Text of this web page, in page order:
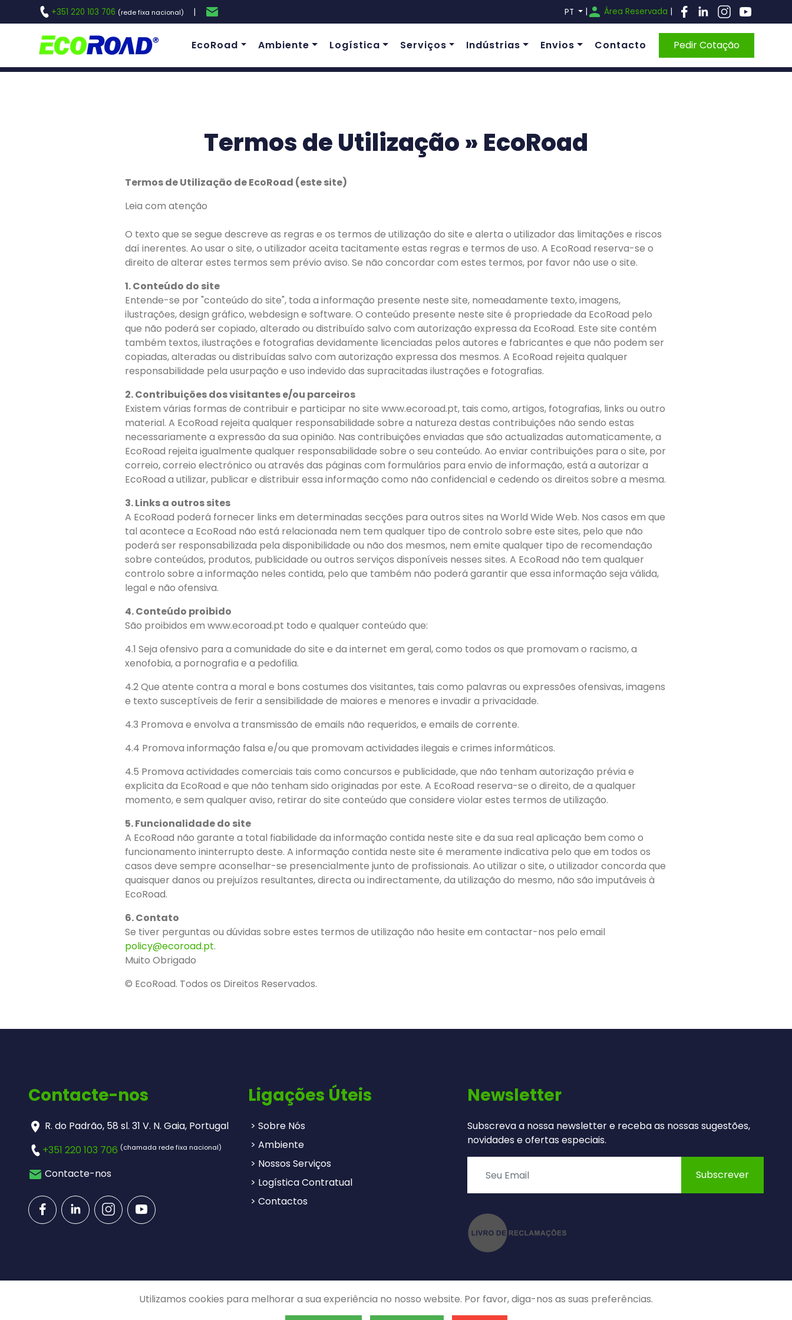
+351 220 103 706 (rede fixa nacional) | PT | Área Reservada |
EcoRoad Ambiente Logística Serviços Indústrias Envios Contacto Pedir Cotação
Termos de Utilização » EcoRoad
Termos de Utilização de EcoRoad (este site)
Leia com atenção
O texto que se segue descreve as regras e os termos de utilização do site e alerta o utilizador das limitações e riscos
daí inerentes. Ao usar o site, o utilizador aceita tacitamente estas regras e termos de uso. A EcoRoad reserva-se o
direito de alterar estes termos sem prévio aviso. Se não concordar com estes termos, por favor não use o site.
1. Conteúdo do site
Entende-se por "conteúdo do site", toda a informação presente neste site, nomeadamente texto, imagens,
ilustrações, design gráfico, webdesign e software. O conteúdo presente neste site é propriedade da EcoRoad pelo
que não poderá ser copiado, alterado ou distribuído salvo com autorização expressa da EcoRoad. Este site contém
também textos, ilustrações e fotografias devidamente licenciadas pelos autores e fabricantes e que não podem ser
copiadas, alteradas ou distribuídas salvo com autorização expressa dos mesmos. A EcoRoad rejeita qualquer
responsabilidade pela usurpação e uso indevido das supracitadas ilustrações e fotografias.
2. Contribuições dos visitantes e/ou parceiros
Existem várias formas de contribuir e participar no site www.ecoroad.pt, tais como, artigos, fotografias, links ou outro
material. A EcoRoad rejeita qualquer responsabilidade sobre a natureza destas contribuições não sendo estas
necessariamente a expressão da sua opinião. Nas contribuições enviadas que são actualizadas automaticamente, a
EcoRoad rejeita igualmente qualquer responsabilidade sobre o seu conteúdo. Ao enviar contribuições para o site, por
correio, correio electrónico ou através das páginas com formulários para envio de informação, está a autorizar a
EcoRoad a utilizar, publicar e distribuir essa informação como não confidencial e cedendo os direitos sobre a mesma.
3. Links a outros sites
A EcoRoad poderá fornecer links em determinadas secções para outros sites na World Wide Web. Nos casos em que
tal acontece a EcoRoad não está relacionada nem tem qualquer tipo de controlo sobre este sites, pelo que não
poderá ser responsabilizada pela disponibilidade ou não dos mesmos, nem emite qualquer tipo de recomendação
sobre conteúdos, produtos, publicidade ou outros serviços disponíveis nesses sites. A EcoRoad não tem qualquer
controlo sobre a informação neles contida, pelo que também não poderá garantir que essa informação seja válida,
legal e não ofensiva.
4. Conteúdo proibido
São proibidos em www.ecoroad.pt todo e qualquer conteúdo que:
4.1 Seja ofensivo para a comunidade do site e da internet em geral, como todos os que promovam o racismo, a
xenofobia, a pornografia e a pedofilia.
4.2 Que atente contra a moral e bons costumes dos visitantes, tais como palavras ou expressões ofensivas, imagens
e texto susceptíveis de ferir a sensibilidade de maiores e menores e invadir a privacidade.
4.3 Promova e envolva a transmissão de emails não requeridos, e emails de corrente.
4.4 Promova informação falsa e/ou que promovam actividades ilegais e crimes informáticos.
4.5 Promova actividades comerciais tais como concursos e publicidade, que não tenham autorização prévia e
explicita da EcoRoad e que não tenham sido originadas por este. A EcoRoad reserva-se o direito, de a qualquer
momento, e sem qualquer aviso, retirar do site conteúdo que considere violar estes termos de utilização.
5. Funcionalidade do site
A EcoRoad não garante a total fiabilidade da informação contida neste site e da sua real aplicação bem como o
funcionamento ininterrupto deste. A informação contida neste site é meramente indicativa pelo que em todos os
casos deve sempre aconselhar-se presencialmente junto de profissionais. Ao utilizar o site, o utilizador concorda que
quaisquer danos ou prejuízos resultantes, directa ou indirectamente, da utilização do mesmo, não são imputáveis à
EcoRoad.
6. Contato
Se tiver perguntas ou dúvidas sobre estes termos de utilização não hesite em contactar-nos pelo email
policy@ecoroad.pt.
Muito Obrigado
© EcoRoad. Todos os Direitos Reservados.
Contacte-nos
R. do Padrão, 58 sl. 31 V. N. Gaia, Portugal
+351 220 103 706 (chamada rede fixa nacional)
Contacte-nos
Ligações Úteis
> Sobre Nós
> Ambiente
> Nossos Serviços
> Logística Contratual
> Contactos
Newsletter
Subscreva a nossa newsletter e receba as nossas sugestões,
novidades e ofertas especiais.
Subscrever
Utilizamos cookies para melhorar a sua experiência no nosso website. Por favor, diga-nos as suas preferências.